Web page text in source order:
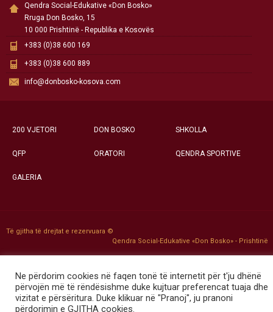
Qendra Social-Edukative «Don Bosko»
Rruga Don Bosko, 15
10 000 Prishtinë - Republika e Kosovës
+383 (0)38 600 169
+383 (0)38 600 889
info@donbosko-kosova.com
200 VJETORI DON BOSKO SHKOLLA
QFP ORATORI QENDRA SPORTIVE
GALERIA
Të gjitha të drejtat e rezervuara ©
Qendra Social-Edukative «Don Bosko» - Prishtinë
Ne përdorim cookies në faqen tonë të internetit për t'ju dhënë
përvojën më të rëndësishme duke kujtuar preferencat tuaja dhe
vizitat e përsëritura. Duke klikuar në "Pranoj", ju pranoni
përdorimin e GJITHA cookies.